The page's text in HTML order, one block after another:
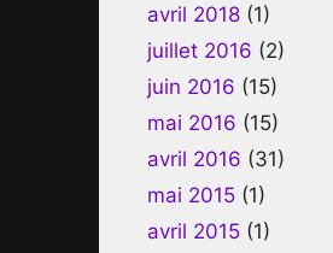
avril 2018 (1)
juillet 2016 (2)
juin 2016 (15)
mai 2016 (15)
avril 2016 (31)
mai 2015 (1)
avril 2015 (1)